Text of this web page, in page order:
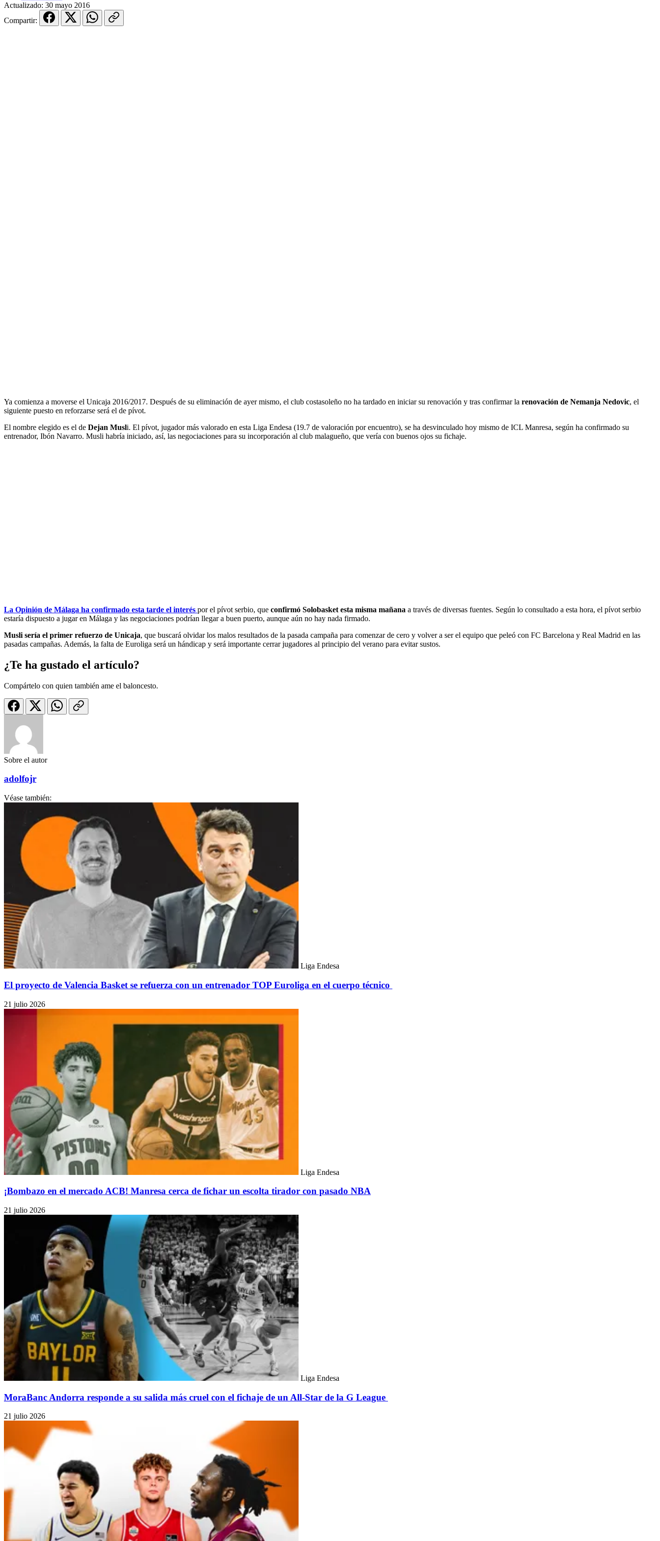
Actualizado: 30 mayo 2016
Compartir:
Ya comienza a moverse el Unicaja 2016/2017. Después de su eliminación de ayer mismo, el club costasoleño no ha tardado en iniciar su renovación y tras confirmar la renovación de Nemanja Nedovic, el
siguiente puesto en reforzarse será el de pívot.
El nombre elegido es el de Dejan Musli. El pívot, jugador más valorado en esta Liga Endesa (19.7 de valoración por encuentro), se ha desvinculado hoy mismo de ICL Manresa, según ha confirmado su
entrenador, Ibón Navarro. Musli habría iniciado, así, las negociaciones para su incorporación al club malagueño, que vería con buenos ojos su fichaje.
La Opinión de Málaga ha confirmado esta tarde el interés por el pívot serbio, que confirmó Solobasket esta misma mañana a través de diversas fuentes. Según lo consultado a esta hora, el pívot serbio
estaría dispuesto a jugar en Málaga y las negociaciones podrían llegar a buen puerto, aunque aún no hay nada firmado.
Musli sería el primer refuerzo de Unicaja, que buscará olvidar los malos resultados de la pasada campaña para comenzar de cero y volver a ser el equipo que peleó con FC Barcelona y Real Madrid en las
pasadas campañas. Además, la falta de Euroliga será un hándicap y será importante cerrar jugadores al principio del verano para evitar sustos.
¿Te ha gustado el artículo?
Compártelo con quien también ame el baloncesto.
Sobre el autor
adolfojr
Véase también:
Liga Endesa
El proyecto de Valencia Basket se refuerza con un entrenador TOP Euroliga en el cuerpo técnico
21 julio 2026
Liga Endesa
¡Bombazo en el mercado ACB! Manresa cerca de fichar un escolta tirador con pasado NBA
21 julio 2026
Liga Endesa
MoraBanc Andorra responde a su salida más cruel con el fichaje de un All-Star de la G League
21 julio 2026